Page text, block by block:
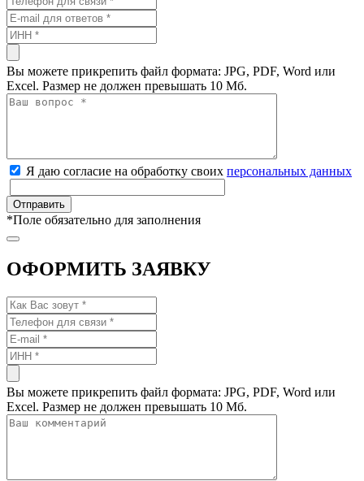
Вы можете прикрепить файл формата: JPG, PDF, Word или
Excel. Размер не должен превышать 10 Мб.
Я даю согласие на обработку своих персональных данных
*Поле обязательно для заполнения
ОФОРМИТЬ ЗАЯВКУ
Вы можете прикрепить файл формата: JPG, PDF, Word или
Excel. Размер не должен превышать 10 Мб.